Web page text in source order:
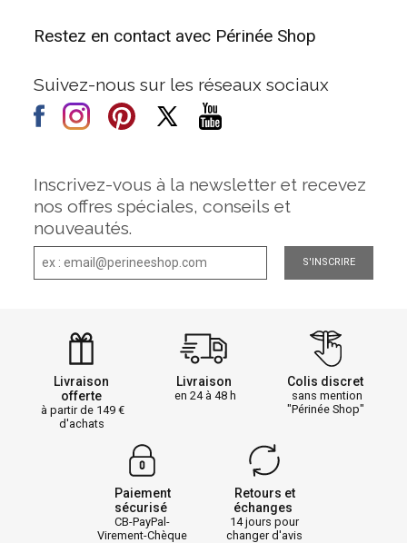
Restez en contact avec Périnée Shop
Suivez-nous sur les réseaux sociaux
Inscrivez-vous à la newsletter et recevez
nos offres spéciales, conseils et
nouveautés.
S'INSCRIRE
Livraison
offerte
à partir de 149
d'achats
Livraison
en 24 à 48 h
Colis discret
sans mention
"Périnée Shop"
Paiement
sécurisé
CB-PayPal-
Virement-Chèque
Retours et
échanges
14 jours pour
changer d'avis